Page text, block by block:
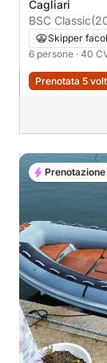
Cagliari
BSC Classic
Skipper
6 persone · 40
Prenotata 5